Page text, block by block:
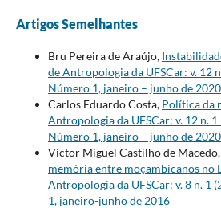
Artigos Semelhantes
Bru Pereira de Araújo,
de Antropologia da UFSCar: v. 12
Número 1, janeiro – junho de 2020
Carlos Eduardo Costa, Política da
Antropologia da UFSCar: v. 12 n.
Número 1, janeiro – junho de 2020
Victor Miguel Castilho de Macedo,
memória entre moçambicanos no
Antropologia da UFSCar: v. 8 n. 1
1, janeiro-junho de 2016